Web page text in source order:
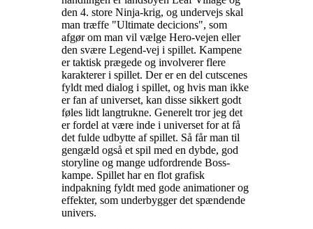
den 4. store Ninja-krig, og undervejs skal
man træffe "Ultimate decicions", som
afgør om man vil vælge Hero-vejen eller
den svære Legend-vej i spillet. Kampene
er taktisk prægede og involverer flere
karakterer i spillet. Der er en del cutscenes
fyldt med dialog i spillet, og hvis man ikke
er fan af universet, kan disse sikkert godt
føles lidt langtrukne. Generelt tror jeg det
er fordel at være inde i universet for at få
det fulde udbytte af spillet. Så får man til
gengæld også et spil med en dybde, god
storyline og mange udfordrende Boss-
kampe. Spillet har en flot grafisk
indpakning fyldt med gode animationer og
effekter, som underbygger det spændende
univers.